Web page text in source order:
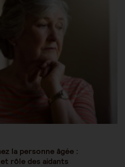
la personne âgée :
rôle des aidants